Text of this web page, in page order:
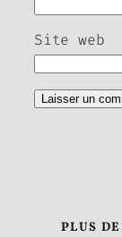
Site web
PLUS